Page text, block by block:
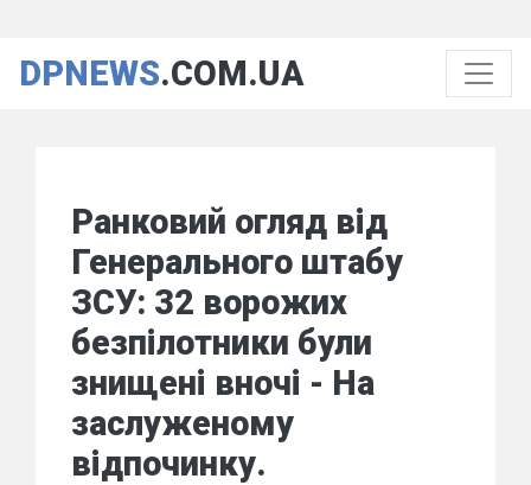
DPNEWS.COM.UA
Ранковий огляд від
Генерального штабу
ЗСУ: 32 ворожих
безпілотники були
знищені вночі - На
заслуженому
відпочинку.